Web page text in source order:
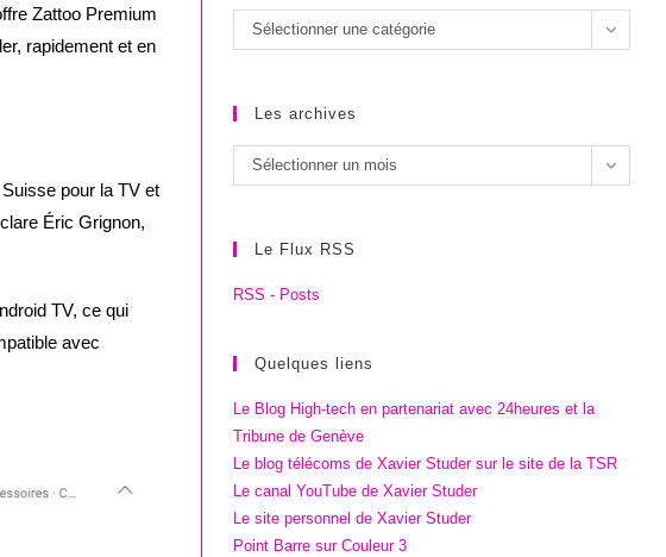
Zattoo Premium
rapidement et en
pour la TV et
Éric Grignon,
TV, ce qui
avec
Les
catégories
Sélectionner une catégorie
Les archives
Les
archives
Sélectionner un mois
Le Flux RSS
RSS - Posts
Quelques liens
Le Blog High-tech en partenariat avec 24heures et la
Tribune de Genève
Le blog télécoms de Xavier Studer sur le site de la TSR
Le canal YouTube de Xavier Studer
Le site personnel de Xavier Studer
Point Barre sur Couleur 3